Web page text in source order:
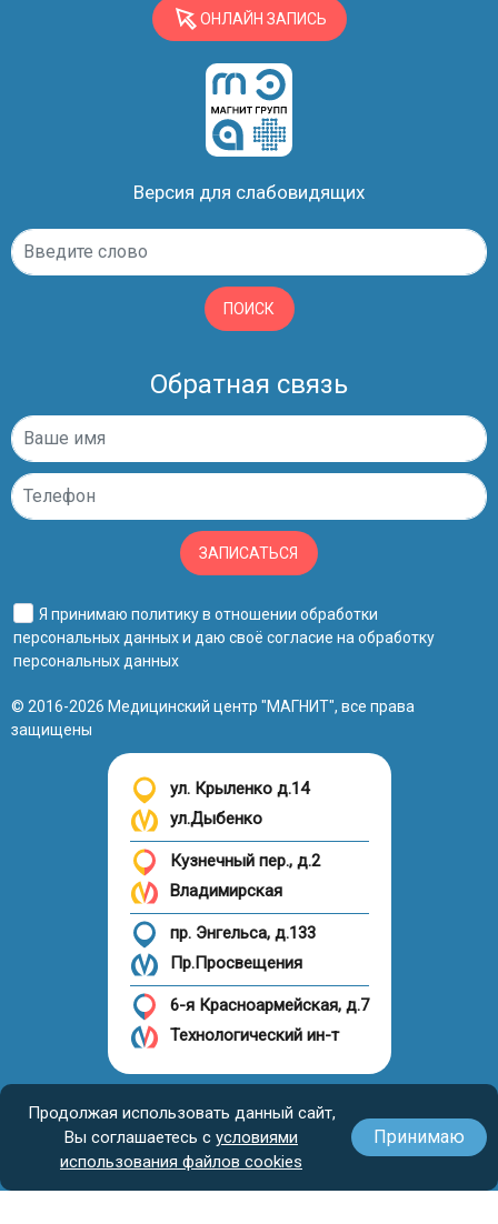
Продолжая использовать данный сайт,
Вы соглашаетесь с условиями
использования файлов cookies
Принимаю
ОНЛАЙН ЗАПИСЬ
Версия для слабовидящих
ПОИСК
Обратная связь
ЗАПИСАТЬСЯ
Я принимаю политику в отношении обработки
персональных данныхи даю своё согласие на обработку
персональных данных
© 2016-2026 Медицинский центр "МАГНИТ", все права
защищены
ул. Крыленко д.14
ул.Дыбенко
Кузнечный пер., д.2
Владимирская
пр. Энгельса, д.133
Пр.Просвещения
6-я Красноармейская, д.7
Технологический ин-т
Налоговый вычет